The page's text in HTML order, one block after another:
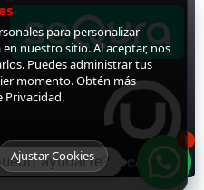
Desarrollado porLiveCommerce
1
ayudarte?
para personalizar
nuestro sitio. Al aceptar, nos
Puedes administrar tus
momento. Obtén más
Privacidad.
Ajustar Cookies